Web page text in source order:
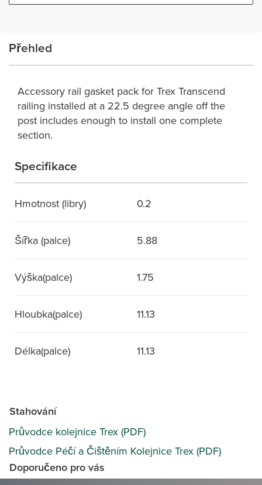
Přehled
Accessory rail gasket pack for Trex Transcend
railing installed at a 22.5 degree angle off the
post includes enough to install one complete
section.
Specifikace
Hmotnost (libry) 0.2
Šířka (palce) 5.88
Výška(palce) 1.75
Hloubka(palce) 11.13
Délka(palce) 11.13
Stahování
Průvodce kolejnice Trex (PDF)
Průvodce Péčí a Čištěním Kolejnice Trex (PDF)
Doporučeno pro vás